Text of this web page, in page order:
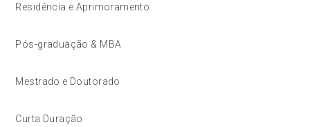
Residência e Aprimoramento
Pós-graduação & MBA
Mestrado e Doutorado
Curta Duração